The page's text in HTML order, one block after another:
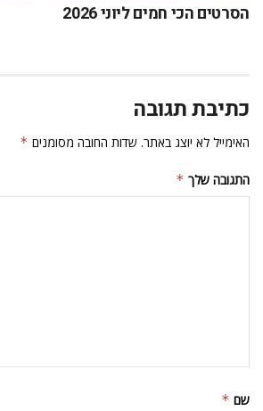
הסרטים הכי חמים ליוני 2026
כתיבת תגובה
האימייל לא יוצג באתר. שדות החובה מסומנים *
התגובה שלך *
שם *